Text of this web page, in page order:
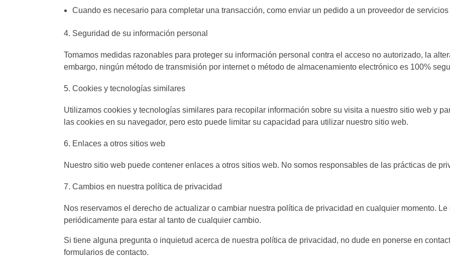
Cuando es necesario para completar una transacción, como enviar un pedido a un proveedor de
Seguridad de su información personal
Tomamos medidas razonables para proteger su información personal contra el acceso no autorizado, la
embargo, ningún método de transmisión por internet o método de almacenamiento electrónico es 100%
Cookies y tecnologías similares
Utilizamos cookies y tecnologías similares para recopilar información sobre su visita a nuestro sitio web y
las cookies en su navegador, pero esto puede limitar su capacidad para utilizar nuestro sitio web.
Enlaces a otros sitios web
Nuestro sitio web puede contener enlaces a otros sitios web. No somos responsables de las prácticas de
Cambios en nuestra política de privacidad
Nos reservamos el derecho de actualizar o cambiar nuestra política de privacidad en cualquier momento.
periódicamente para estar al tanto de cualquier cambio.
Si tiene alguna pregunta o inquietud acerca de nuestra política de privacidad, no dude en ponerse en
formularios de contacto.